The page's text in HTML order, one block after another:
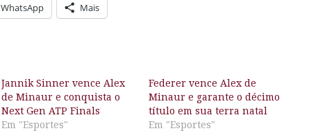
WhatsApp Mais
Jannik Sinner vence Alex
de Minaur e conquista o
Next Gen ATP Finals
Em "Esportes"
Federer vence Alex de
Minaur e garante o décimo
título em sua terra natal
Em "Esportes"